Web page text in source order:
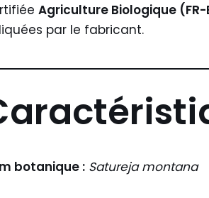
Agriculture Biologique (FR-
par le fabricant.
botanique : Satureja montana